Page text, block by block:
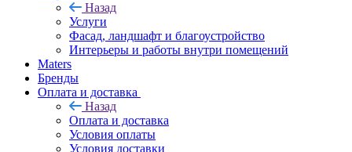
Назад
Услуги
Фасад, ландшафт и благоустройство
Интерьеры и работы внутри помещений
Maters
Бренды
Оплата и доставка
Назад
Оплата и доставка
Условия оплаты
Условия доставки